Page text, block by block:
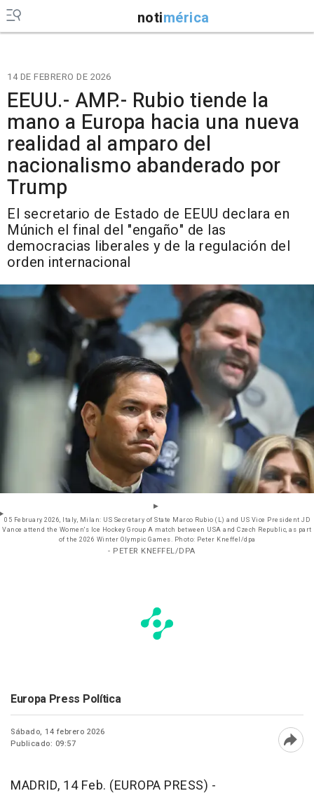
notimérica
14 DE FEBRERO DE 2026
EEUU.- AMP.- Rubio tiende la
mano a Europa hacia una nueva
realidad al amparo del
nacionalismo abanderado por
Trump
El secretario de Estado de EEUU declara en
Múnich el final del "engaño" de las
democracias liberales y de la regulación del
orden internacional
05 February 2026, Italy, Milan: US Secretary of State Marco Rubio (L) and US Vice President JD
Vance attend the Women's Ice Hockey Group A match between USA and Czech Republic, as part
of the 2026 Winter Olympic Games. Photo: Peter Kneffel/dpa
- PETER KNEFFEL/DPA
Europa Press Política
Sábado, 14 febrero 2026
Publicado: 09:57
MADRID, 14 Feb. (EUROPA PRESS) -